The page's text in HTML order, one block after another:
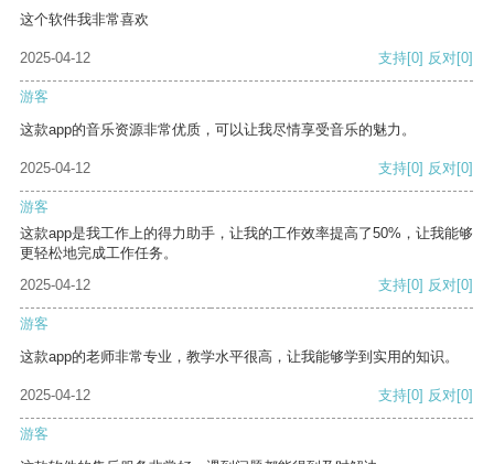
这个软件我非常喜欢
2025-04-12 支持[0] 反对[0]
游客
这款app的音乐资源非常优质，可以让我尽情享受音乐的魅力。
2025-04-12 支持[0] 反对[0]
游客
这款app是我工作上的得力助手，让我的工作效率提高了50%，让我能够
更轻松地完成工作任务。
2025-04-12
支持[0] 反对[0]
游客
这款app的老师非常专业，教学水平很高，让我能够学到实用的知识。
2025-04-12 支持[0] 反对[0]
游客